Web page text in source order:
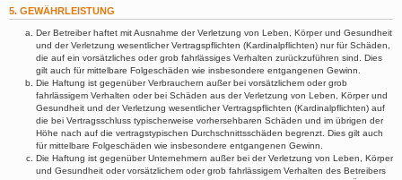
5. GEWÄHRLEISTUNG
Der Betreiber haftet mit Ausnahme der Verletzung von Leben, Körper und Gesundheit
und der Verletzung wesentlicher Vertragspflichten (Kardinalpflichten) nur für Schäden,
die auf ein vorsätzliches oder grob fahrlässiges Verhalten zurückzuführen sind. Dies
gilt auch für mittelbare Folgeschäden wie insbesondere entgangenen Gewinn.
Die Haftung ist gegenüber Verbrauchern außer bei vorsätzlichem oder grob
fahrlässigem Verhalten oder bei Schäden aus der Verletzung von Leben, Körper und
Gesundheit und der Verletzung wesentlicher Vertragspflichten (Kardinalpflichten) auf
die bei Vertragsschluss typischerweise vorhersehbaren Schäden und im übrigen der
Höhe nach auf die vertragstypischen Durchschnittsschäden begrenzt. Dies gilt auch
für mittelbare Folgeschäden wie insbesondere entgangenen Gewinn.
Die Haftung ist gegenüber Unternehmern außer bei der Verletzung von Leben, Körper
und Gesundheit oder vorsätzlichem oder grob fahrlässigem Verhalten des Betreibers